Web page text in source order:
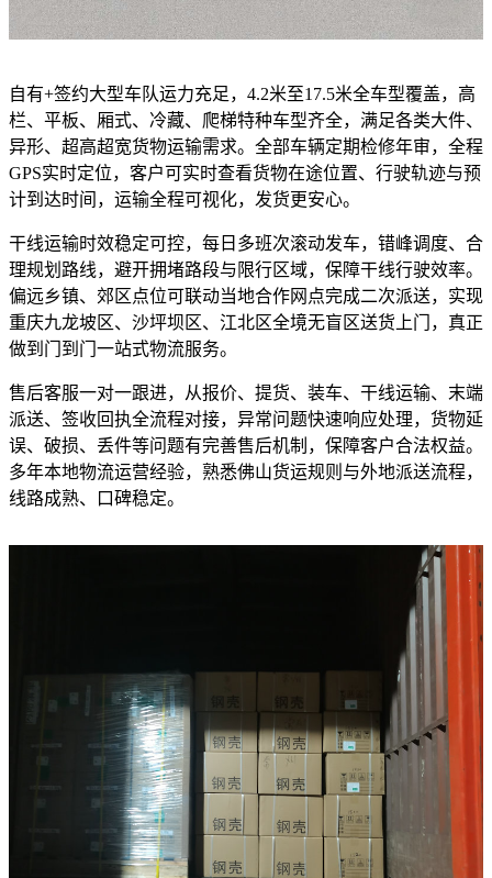
自有+签约大型车队运力充足，4.2米至17.5米全车型覆盖，高
栏、平板、厢式、冷藏、爬梯特种车型齐全，满足各类大件、
异形、超高超宽货物运输需求。全部车辆定期检修年审，全程
GPS实时定位，客户可实时查看货物在途位置、行驶轨迹与预
计到达时间，运输全程可视化，发货更安心。
干线运输时效稳定可控，每日多班次滚动发车，错峰调度、合
理规划路线，避开拥堵路段与限行区域，保障干线行驶效率。
偏远乡镇、郊区点位可联动当地合作网点完成二次派送，实现
重庆九龙坡区、沙坪坝区、江北区全境无盲区送货上门，真正
做到门到门一站式物流服务。
售后客服一对一跟进，从报价、提货、装车、干线运输、末端
派送、签收回执全流程对接，异常问题快速响应处理，货物延
误、破损、丢件等问题有完善售后机制，保障客户合法权益。
多年本地物流运营经验，熟悉佛山货运规则与外地派送流程，
线路成熟、口碑稳定。